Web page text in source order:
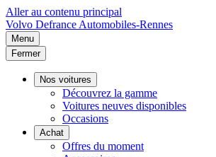
Aller au contenu principal
Volvo Defrance Automobiles-Rennes
Menu
Fermer
Nos voitures
Découvrez la gamme
Voitures neuves disponibles
Occasions
Achat
Offres du moment